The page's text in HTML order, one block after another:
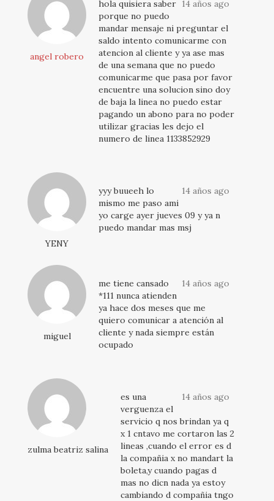
angel robero
14 años ago
hola quisiera saber
porque no puedo
mandar mensaje ni preguntar el
saldo intento comunicarme con
atencion al cliente y ya ase mas
de una semana que no puedo
comunicarme que pasa por favor
encuentre una solucion sino doy
de baja la linea no puedo estar
pagando un abono para no poder
utilizar gracias les dejo el
numero de linea 1133852929
YENY
14 años ago
yyy buueeh lo
mismo me paso ami
yo carge ayer jueves 09 y ya n
puedo mandar mas msj
miguel
14 años ago
me tiene cansado
*111 nunca atienden
ya hace dos meses que me
quiero comunicar a atención al
cliente y nada siempre están
ocupado
zulma beatriz salina
14 años ago
es una
verguenza el
servicio q nos brindan ya q
x 1 cntavo me cortaron las 2
lineas ,cuando el error es d
la compañia x no mandart la
boleta,y cuando pagas d
mas no dicn nada ya estoy
cambiando d compañia tngo